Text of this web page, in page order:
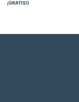
¡GRATIS!)